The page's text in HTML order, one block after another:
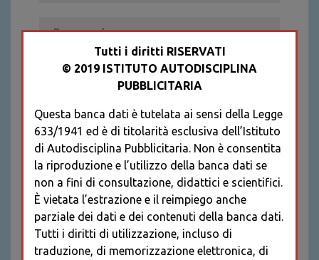
Recupera password
REGISTRATI
* I CAMPI CONTRASSEGNATI SONO
OBBLIGATORI
Tutti i diritti RISERVATI
© 2019 ISTITUTO AUTODISCIPLINA
PUBBLICITARIA
Questa banca dati è tutelata ai sensi della Legge
633/1941 ed è di titolarità esclusiva dell’Istituto
di Autodisciplina Pubblicitaria. Non è consentita
la riproduzione e l’utilizzo della banca dati se
non a fini di consultazione, didattici e scientifici.
È vietata l’estrazione e il reimpiego anche
parziale dei dati e dei contenuti della banca dati.
Tutti i diritti di utilizzazione, incluso di
traduzione, di memorizzazione elettronica, di